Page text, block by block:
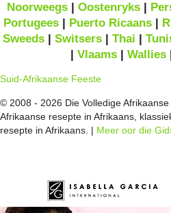
Noorweegs | Oostenryks |
Portugees | Puerto Ricaans |
Sweeds| Switsers| Thai |
| Vlaams| Wallies
Suid-Afrikaanse Feeste
© 2008 - 2026 Die Volledige
Afrikaanse resepte in Afrikaans,
resepte in Afrikaans. | Meer oor die